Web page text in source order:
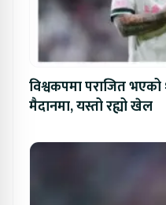
विश्वकपमा पराजित
मैदानमा, यस्तो रह्यो खेल